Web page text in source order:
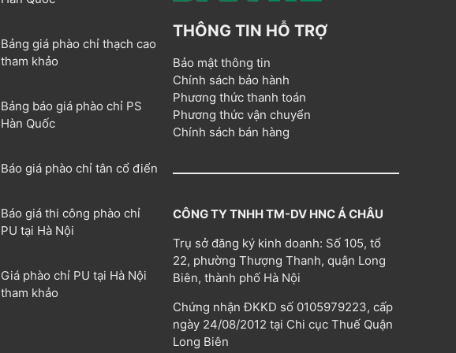
Bảng giá phào chỉ thạch cao
tham khảo
Bảng báo giá phào chỉ PS
Hàn Quốc
Báo giá phào chỉ tân cổ điển
Báo giá thi công phào chỉ
PU tại Hà Nội
Giá phào chỉ PU tại Hà Nội
tham khảo
THÔNG TIN HỖ TRỢ
Bảo mật thông tin
Chính sách bảo hành
Phương thức thanh toán
Phương thức vận chuyển
Chính sách bán hàng
CÔNG TY TNHH TM-DV HNC Á CHÂU
Trụ sở đăng ký kinh doanh: Số 105, tổ
22, phường Thượng Thanh, quận Long
Biên, thành phố Hà Nội
Chứng nhận ĐKKD số 0105979223, cấp
ngày 24/08/2012 tại Chi cục Thuế Quận
Long Biên